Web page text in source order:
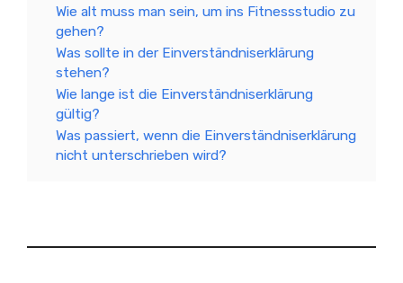
Wie alt muss man sein, um ins Fitnessstudio zu
gehen?
Was sollte in der Einverständniserklärung
stehen?
Wie lange ist die Einverständniserklärung
gültig?
Was passiert, wenn die Einverständniserklärung
nicht unterschrieben wird?